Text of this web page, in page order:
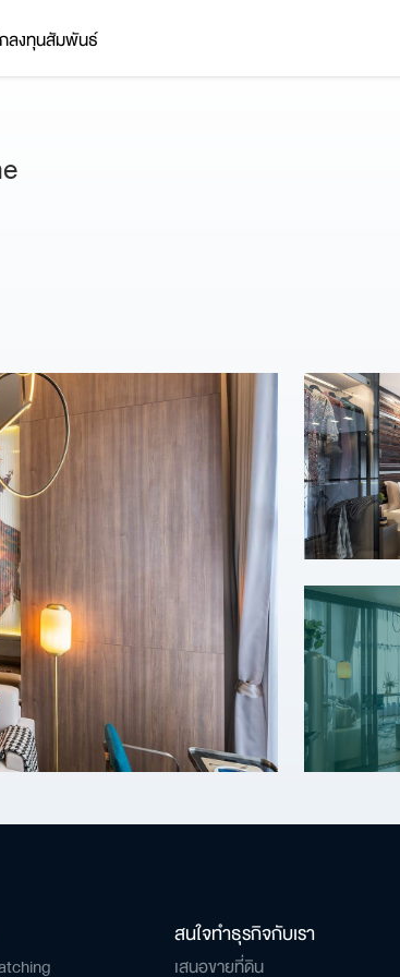
ลงทุนสัมพันธ์
สนใจทำธุรกิจกับเรา
เสนอขายที่ดิน
อที่สำคัญฉันยินยอมรับข้อมูล